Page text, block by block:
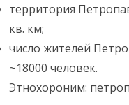
территория
кв. км;
число жителей
~18000 человек.
Этнохороним: